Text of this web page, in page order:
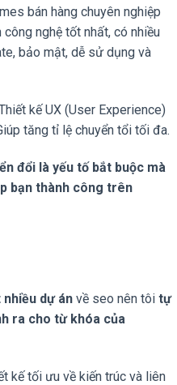
bán hàng chuyên nghiệp
nghệ tốt nhất, có nhiều
bảo mật, dễ sử dụng và
kế UX (User Experience)
tăng tỉ lệ chuyển tổi tối đa.
đổi là yếu tố bắt buộc mà
bạn thành công trên
dự án về seo nên tôi tự
ra cho từ khóa của
kế tối ưu về kiến trúc và liên